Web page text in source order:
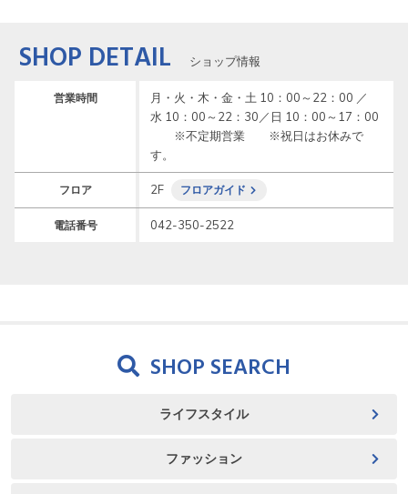
SHOP DETAIL ショップ情報
営業時間
月・火・木・金・土 10：00～22：00 ／
水 10：00～22：30／日 10：00～17：00
※不定期営業　　※祝日はお休みで
す。
フロア 2F フロアガイド
電話番号 042-350-2522
SHOP SEARCH
ライフスタイル
ファッション